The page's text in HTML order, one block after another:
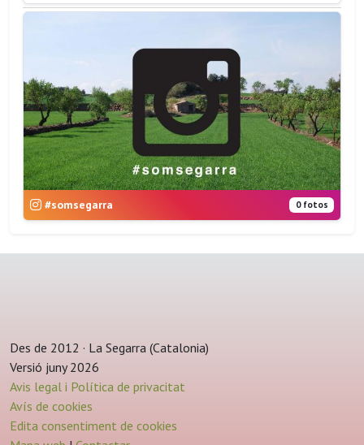
#somsegarra 0 fotos
Des de 2012 · La Segarra (Catalonia)
Versió juny 2026
Avis legal i Política de privacitat
Avís de cookies
Edita consentiment de cookies